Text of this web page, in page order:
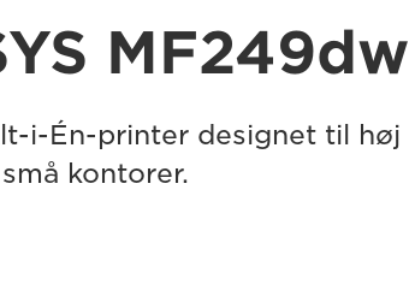
MF249dw
i-Én-printer designet til høj
kontorer.